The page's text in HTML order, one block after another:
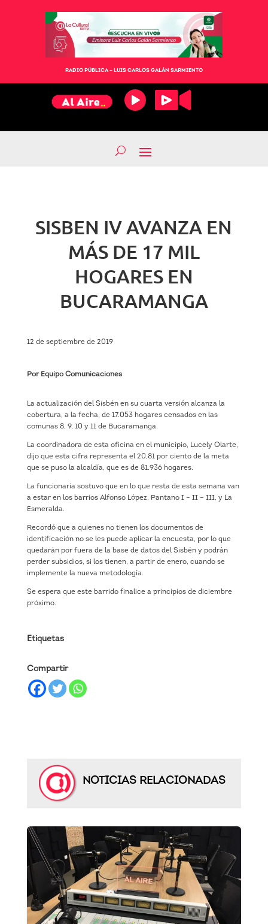
RADIO PÚBLICA – LUIS CARLOS GALÁN SARMIENTO
SISBEN IV AVANZA EN
MÁS DE 17 MIL
HOGARES EN
BUCARAMANGA
12 de septiembre de 2019
Por Equipo Comunicaciones
La actualización del Sisbén en su cuarta versión alcanza la
cobertura, a la fecha, de 17.053 hogares censados en las
comunas 8, 9, 10 y 11 de Bucaramanga.
La coordinadora de esta oficina en el municipio, Lucely Olarte,
dijo que esta cifra representa el 20,81 por ciento de la meta
que se puso la alcaldía, que es de 81.936 hogares.
La funcionaria sostuvo que en lo que resta de esta semana van
a estar en los barrios Alfonso López, Pantano I – II – III, y La
Esmeralda.
Recordó que a quienes no tienen los documentos de
identificación no se les puede aplicar la encuesta, por lo que
quedarán por fuera de la base de datos del Sisbén y podrán
perder subsidios, si los tienen, a partir de enero, cuando se
implemente la nueva metodología.
Se espera que este barrido finalice a principios de diciembre
próximo.
Etiquetas
Compartir
NOTICIAS RELACIONADAS